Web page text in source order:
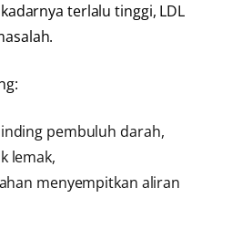
terlalu tinggi, LDL
pembuluh darah,
lemak,
menyempitkan aliran